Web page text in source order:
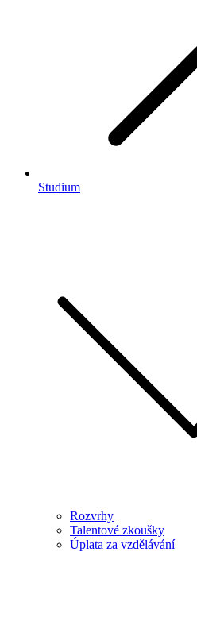
Studium
Rozvrhy
Talentové zkoušky
Úplata za vzdělávání